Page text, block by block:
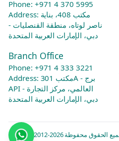
Phone: +971 4 370 5995
Address: مكتب 408، بناية
ناصر لوتاه، منطقة القنصليات -
دبي، الإمارات العربية المتحدة
Branch Office
Phone: +971 4 333 3221
Address: مكتب 301A - برج
API العالمي، مركز التجارة -
دبي، الإمارات العربية المتحدة